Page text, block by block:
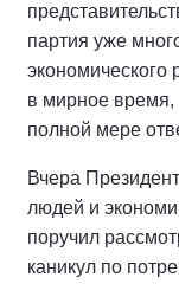
партия уже
экономического
в мирное время,
полной мере
Вчера
людей и
поручил
каникул по